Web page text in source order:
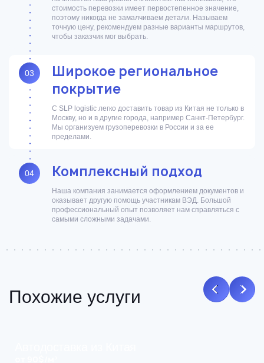
стоимость перевозки имеет первостепенное значение,
поэтому никогда не замалчиваем детали. Называем
точную цену, рекомендуем разные варианты маршрутов,
чтобы заказчик мог выбрать.
Широкое региональное
покрытие
03
С SLP logistic легко доставить товар из Китая не только в
Москву, но и в другие города, например Санкт-Петербург.
Мы организуем грузоперевозки в России и за ее
пределами.
Комплексный подход
04
Наша компания занимается оформлением документов и
оказывает другую помощь участникам ВЭД. Большой
профессиональный опыт позволяет нам справляться с
самыми сложными задачами.
Похожие услуги